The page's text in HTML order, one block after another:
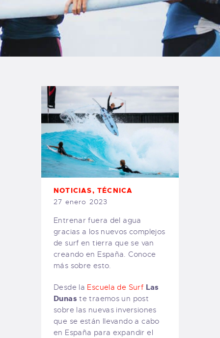
TIENDA FAMILY SURFERS
WEBCAM SALINAS
PEDIDOS
NOTICIAS,TÉCNICA
27 enero 2023
Entrenar fuera del agua
gracias a los nuevos complejos
de surf en tierra que se van
creando en España. Conoce
más sobre esto.
Desde la Escuela de Surf Las
Dunas te traemos un post
sobre las nuevas inversiones
que se están llevando a cabo
en España para expandir el